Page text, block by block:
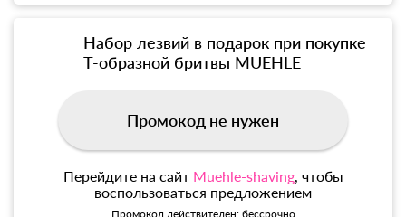
Набор лезвий в подарок при покупке
Т-образной бритвы MUEHLE
Промокод не нужен
Перейдите на сайт Muehle-shaving, чтобы
воспользоваться предложением
Промокод действителен: бессрочно